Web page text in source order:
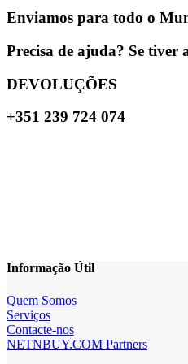
Enviamos para todo o
Precisa de ajuda? Se tiver
DEVOLUÇÕES
+351 239 724 074
Informação Útil
Quem Somos
Serviços
Contacte-nos
NETNBUY.COM Partners